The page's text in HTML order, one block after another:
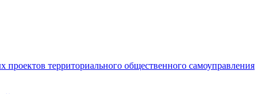
проектов территориального общественного самоуправления